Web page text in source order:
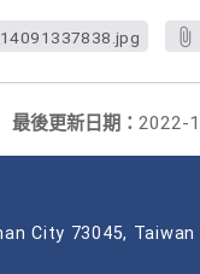
最後更新日期： 2022-
City 73045, Taiwan